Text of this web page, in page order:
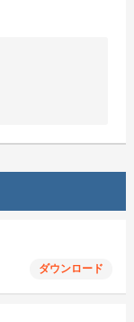
ダウンロード